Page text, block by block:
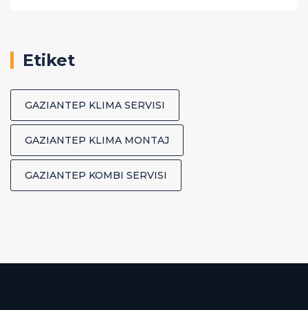
Etiket
GAZIANTEP KLIMA SERVISI
GAZIANTEP KLIMA MONTAJ
GAZIANTEP KOMBI SERVISI